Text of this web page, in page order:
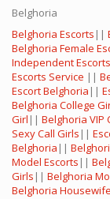
Belghoria
Belghoria Escorts ||
Belghoria Female
Independent Escorts
Escorts Service ||
Escort Belghoria ||
Belghoria College
Girl || Belghoria VIP
Sexy Call Girls ||
Belghoria ||
Model Escorts ||
Girls || Belghoria
Belghoria